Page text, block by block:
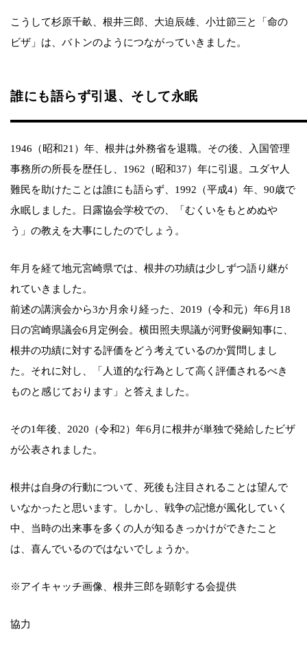
こうして杉原千畝、根井三郎、大迫辰雄、小辻節三と「命の
ビザ」は、バトンのようにつながっていきました。
誰にも語らず引退、そして永眠
1946（昭和21）年、根井は外務省を退職。その後、入国管理
事務所の所長を歴任し、1962（昭和37）年に引退。ユダヤ人
難民を助けたことは誰にも語らず、1992（平成4）年、90歳で
永眠しました。日露協会学校での、「むくいをもとめぬや
う」の教えを大事にしたのでしょう。
年月を経て地元宮崎県では、根井の功績は少しずつ語り継が
れていきました。
前述の講演会から3か月余り経った、2019（令和元）年6月18
日の宮崎県議会6月定例会。横田照夫県議が河野俊嗣知事に、
根井の功績に対する評価をどう考えているのか質問しまし
た。それに対し、「人道的な行為として高く評価されるべき
ものと感じております」と答えました。
その1年後、2020（令和2）年6月に根井が単独で発給したビザ
が公表されました。
根井は自身の行動について、死後も注目されることは望んで
いなかったと思います。しかし、戦争の記憶が風化していく
中、当時の出来事を多くの人が知るきっかけができたこと
は、喜んでいるのではないでしょうか。
※アイキャッチ画像、根井三郎を顕彰する会提供
協力